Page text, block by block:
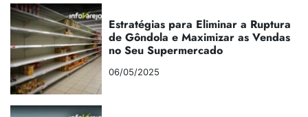
Estratégias para Eliminar a Ruptura
de Gôndola e Maximizar as Vendas
no Seu Supermercado
06/05/2025